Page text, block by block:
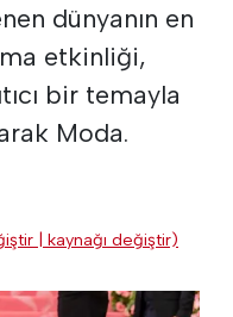
dünyanın en
etkinliği,
bir temayla
Moda.
| kaynağı değiştir)